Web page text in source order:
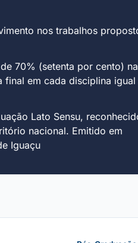
nos trabalhos
70% (setenta por cento) na
final em cada disciplina igual
Lato Sensu,
nacional. Emitido em
Iguaçu